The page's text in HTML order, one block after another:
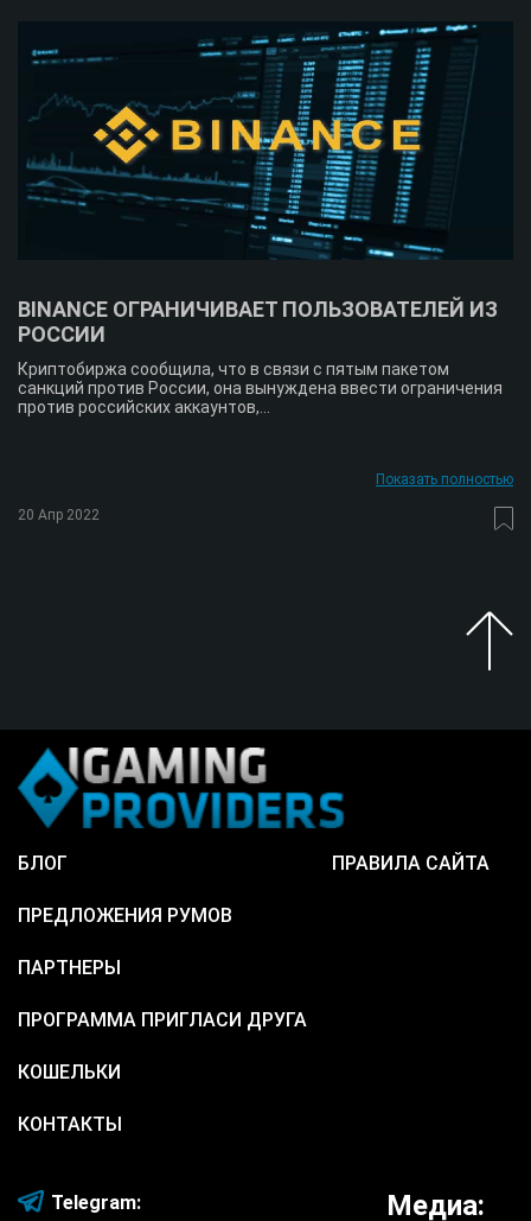
BINANCE ОГРАНИЧИВАЕТ ПОЛЬЗОВАТЕЛЕЙ ИЗ
РОССИИ
Криптобиржа сообщила, что в связи с пятым пакетом
санкций против России, она вынуждена ввести ограничения
против российских аккаунтов,...
Показать полностью
20 Апр 2022
БЛОГ
ПРЕДЛОЖЕНИЯ РУМОВ
ПАРТНЕРЫ
ПРОГРАММА ПРИГЛАСИ ДРУГА
КОШЕЛЬКИ
КОНТАКТЫ
ПРАВИЛА САЙТА
Telegram: Медиа: